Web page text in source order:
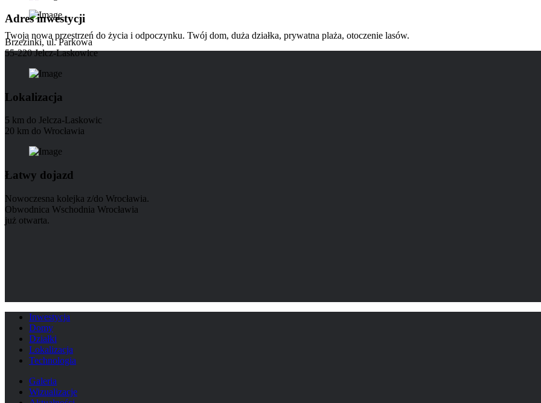
Twoja nowa przestrzeń do życia i odpoczynku. Twój dom, duża działka, prywatna plaża, otoczenie lasów.
Adres inwestycji
Brzezinki, ul. Parkowa
55-220 Jelcz-Laskowice
Lokalizacja
5 km do Jelcza-Laskowic
20 km do Wrocławia
Łatwy dojazd
Nowoczesna kolejka z/do Wrocławia.
Obwodnica Wschodnia Wrocławia
już otwarta.
Inwestycja
Domy
Działki
Lokalizacja
Technologia
Galeria
Wizualizacje